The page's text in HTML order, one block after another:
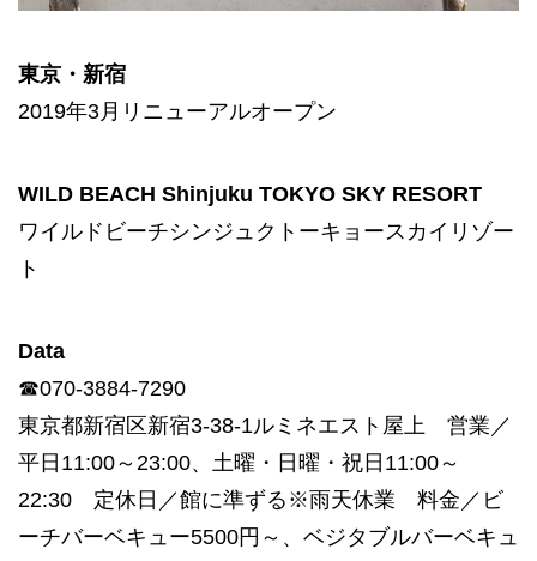
東京・新宿
2019年3月リニューアルオープン
WILD BEACH Shinjuku TOKYO SKY RESORT
ワイルドビーチシンジュクトーキョースカイリゾー
ト
Data
☎070-3884-7290
東京都新宿区新宿3-38-1ルミネエスト屋上 営業／
平日11:00～23:00、土曜・日曜・祝日11:00～
22:30 定休日／館に準ずる※雨天休業 料金／ビ
ーチバーベキュー5500円～、ベジタブルバーベキュ